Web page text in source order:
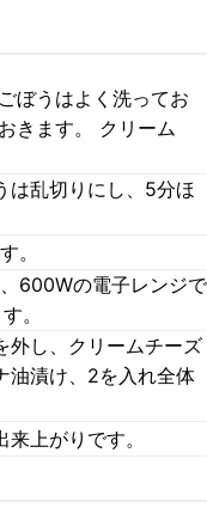
ぼうはよく洗ってお
きます。 クリーム
は乱切りにし、5分ほ
。
600Wの電子レンジで
。
外し、クリームチーズ
油漬け、2を入れ全体
上がりです。